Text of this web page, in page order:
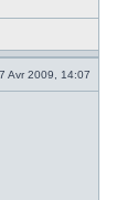
Avr 2009, 14:07